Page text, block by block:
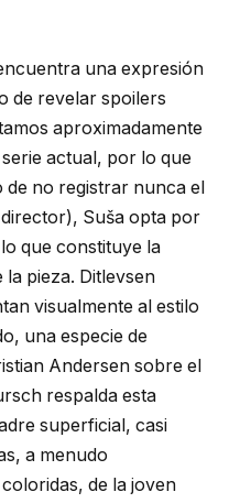
una expresión
de revelar spoilers
aproximadamente
actual, por lo que
de no registrar nunca el
Suša opta por
que constituye la
la pieza. Ditlevsen
visualmente al estilo
una especie de
Andersen sobre el
respalda esta
superficial, casi
a menudo
de la joven